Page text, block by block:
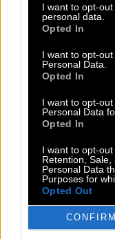
I want to opt-
personal data.
Opted In
I want to opt-
Personal Data.
Opted In
I want to opt-
Personal Data
Opted In
I want to opt-out
Retention,
Personal Data
Purposes for
Opted Out
CONFIRM
Chartern
I E T
Weitere
Hundert sind
Öffentlich-rechtliche
Abkürzung von
Etwa 90 Prozent der